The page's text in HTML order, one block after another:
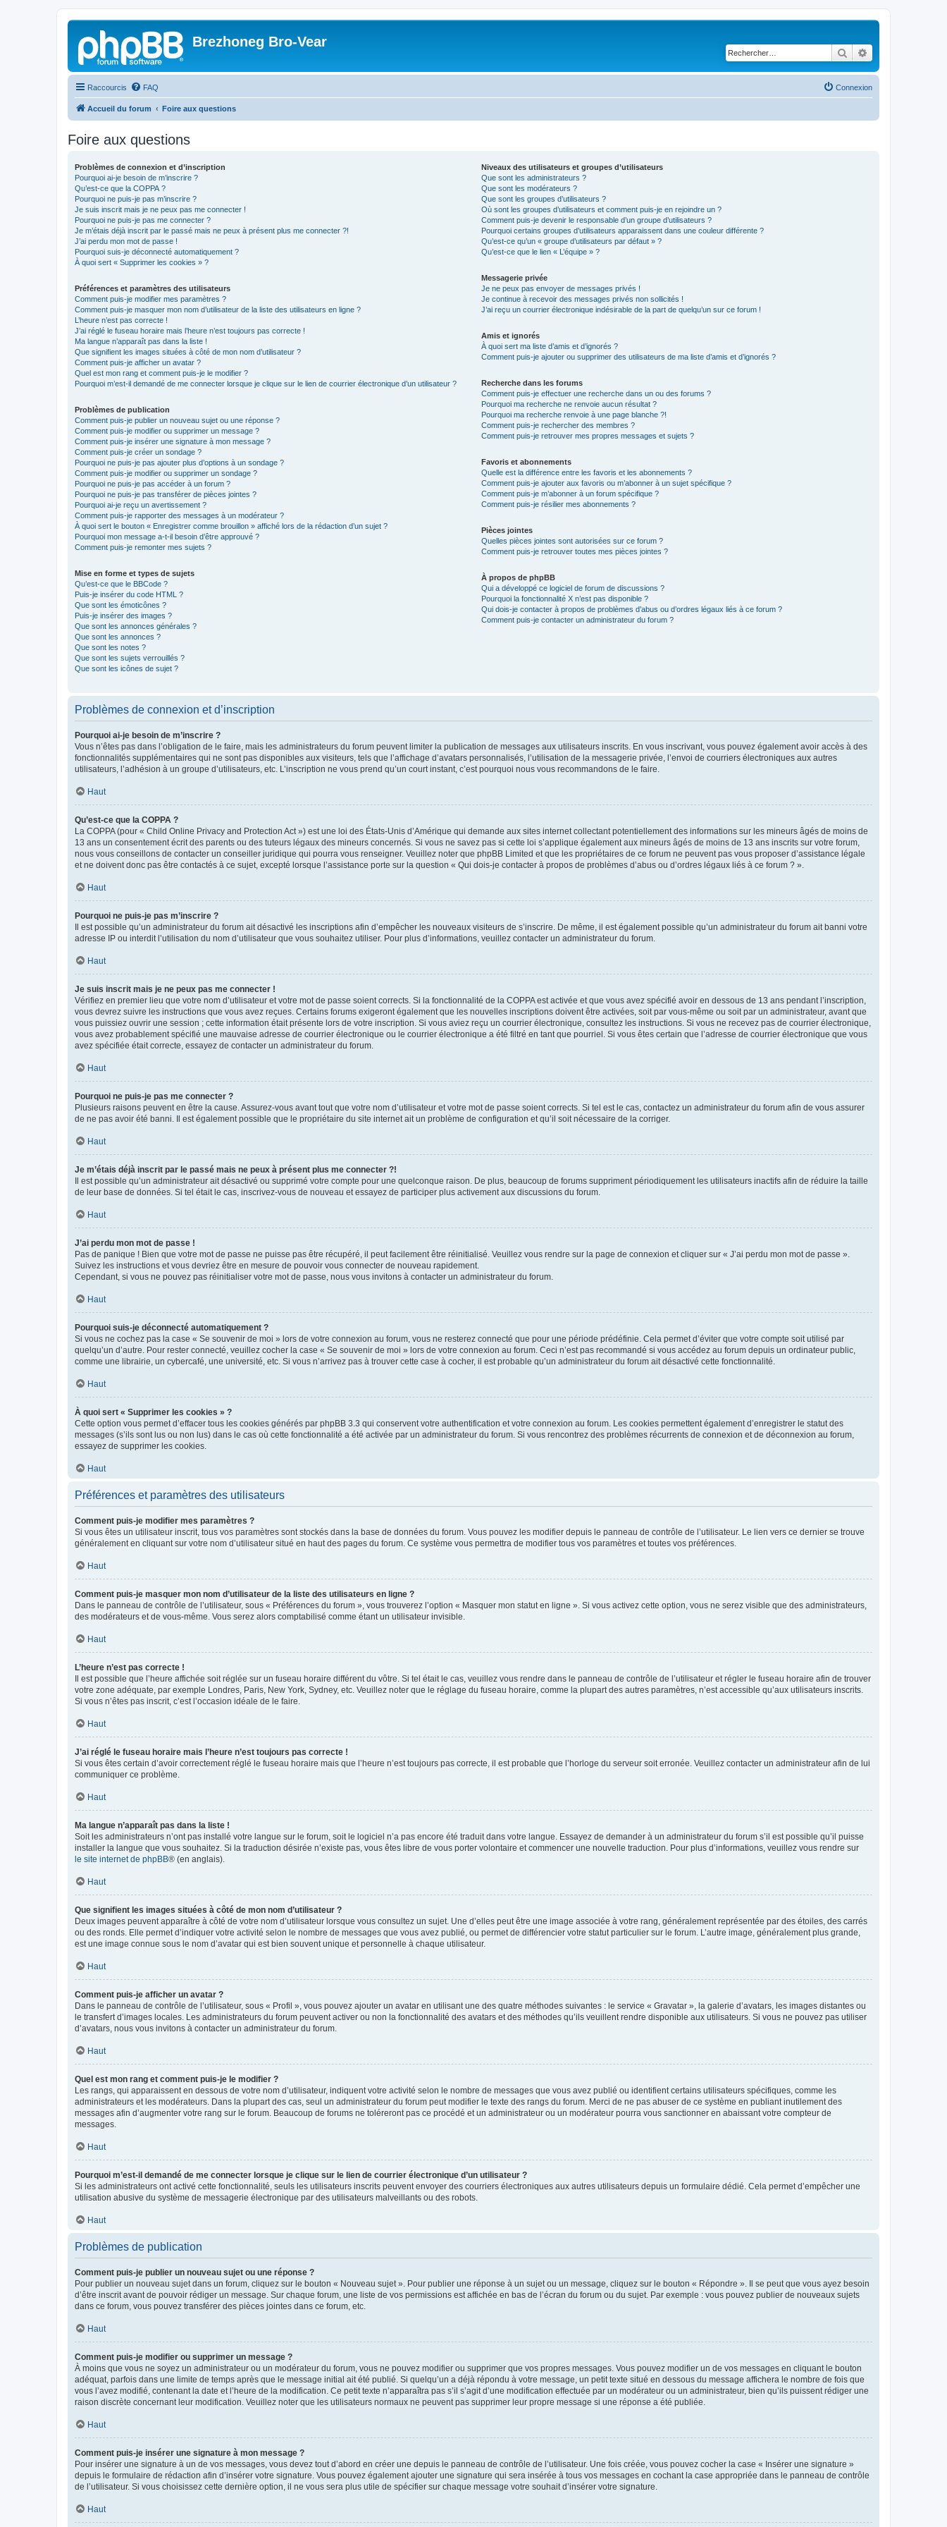
Brezhoneg Bro-Vear
Rechercher
Raccourcis FAQ Connexion
Accueil du forum Foire aux questions
Foire aux questions
Problèmes de connexion et d’inscription
Pourquoi ai-je besoin de m’inscrire ?
Qu’est-ce que la COPPA ?
Pourquoi ne puis-je pas m’inscrire ?
Je suis inscrit mais je ne peux pas me connecter !
Pourquoi ne puis-je pas me connecter ?
Je m’étais déjà inscrit par le passé mais ne peux à présent plus me connecter ?!
J’ai perdu mon mot de passe !
Pourquoi suis-je déconnecté automatiquement ?
À quoi sert « Supprimer les cookies » ?
Préférences et paramètres des utilisateurs
Comment puis-je modifier mes paramètres ?
Comment puis-je masquer mon nom d’utilisateur de la liste des utilisateurs en ligne ?
L’heure n’est pas correcte !
J’ai réglé le fuseau horaire mais l’heure n’est toujours pas correcte !
Ma langue n’apparaît pas dans la liste !
Que signifient les images situées à côté de mon nom d’utilisateur ?
Comment puis-je afficher un avatar ?
Quel est mon rang et comment puis-je le modifier ?
Pourquoi m’est-il demandé de me connecter lorsque je clique sur le lien de courrier électronique d’un utilisateur ?
Problèmes de publication
Comment puis-je publier un nouveau sujet ou une réponse ?
Comment puis-je modifier ou supprimer un message ?
Comment puis-je insérer une signature à mon message ?
Comment puis-je créer un sondage ?
Pourquoi ne puis-je pas ajouter plus d’options à un sondage ?
Comment puis-je modifier ou supprimer un sondage ?
Pourquoi ne puis-je pas accéder à un forum ?
Pourquoi ne puis-je pas transférer de pièces jointes ?
Pourquoi ai-je reçu un avertissement ?
Comment puis-je rapporter des messages à un modérateur ?
À quoi sert le bouton « Enregistrer comme brouillon » affiché lors de la rédaction d’un sujet ?
Pourquoi mon message a-t-il besoin d’être approuvé ?
Comment puis-je remonter mes sujets ?
Mise en forme et types de sujets
Qu’est-ce que le BBCode ?
Puis-je insérer du code HTML ?
Que sont les émoticônes ?
Puis-je insérer des images ?
Que sont les annonces générales ?
Que sont les annonces ?
Que sont les notes ?
Que sont les sujets verrouillés ?
Que sont les icônes de sujet ?
Niveaux des utilisateurs et groupes d’utilisateurs
Que sont les administrateurs ?
Que sont les modérateurs ?
Que sont les groupes d’utilisateurs ?
Où sont les groupes d’utilisateurs et comment puis-je en rejoindre un ?
Comment puis-je devenir le responsable d’un groupe d’utilisateurs ?
Pourquoi certains groupes d’utilisateurs apparaissent dans une couleur différente ?
Qu’est-ce qu’un « groupe d’utilisateurs par défaut » ?
Qu’est-ce que le lien « L’équipe » ?
Messagerie privée
Je ne peux pas envoyer de messages privés !
Je continue à recevoir des messages privés non sollicités !
J’ai reçu un courrier électronique indésirable de la part de quelqu’un sur ce forum !
Amis et ignorés
À quoi sert ma liste d’amis et d’ignorés ?
Comment puis-je ajouter ou supprimer des utilisateurs de ma liste d’amis et d’ignorés ?
Recherche dans les forums
Comment puis-je effectuer une recherche dans un ou des forums ?
Pourquoi ma recherche ne renvoie aucun résultat ?
Pourquoi ma recherche renvoie à une page blanche ?!
Comment puis-je rechercher des membres ?
Comment puis-je retrouver mes propres messages et sujets ?
Favoris et abonnements
Quelle est la différence entre les favoris et les abonnements ?
Comment puis-je ajouter aux favoris ou m’abonner à un sujet spécifique ?
Comment puis-je m’abonner à un forum spécifique ?
Comment puis-je résilier mes abonnements ?
Pièces jointes
Quelles pièces jointes sont autorisées sur ce forum ?
Comment puis-je retrouver toutes mes pièces jointes ?
À propos de phpBB
Qui a développé ce logiciel de forum de discussions ?
Pourquoi la fonctionnalité X n’est pas disponible ?
Qui dois-je contacter à propos de problèmes d’abus ou d’ordres légaux liés à ce forum ?
Comment puis-je contacter un administrateur du forum ?
Problèmes de connexion et d’inscription
Pourquoi ai-je besoin de m’inscrire ?
Vous n’êtes pas dans l’obligation de le faire, mais les administrateurs du forum peuvent limiter la publication de messages aux utilisateurs inscrits. En vous inscrivant, vous pouvez également avoir accès à des
fonctionnalités supplémentaires qui ne sont pas disponibles aux visiteurs, tels que l’affichage d’avatars personnalisés, l’utilisation de la messagerie privée, l’envoi de courriers électroniques aux autres
utilisateurs, l’adhésion à un groupe d’utilisateurs, etc. L’inscription ne vous prend qu’un court instant, c’est pourquoi nous vous recommandons de le faire.
Haut
Qu’est-ce que la COPPA ?
La COPPA (pour « Child Online Privacy and Protection Act ») est une loi des États-Unis d’Amérique qui demande aux sites internet collectant potentiellement des informations sur les mineurs âgés de moins de
13 ans un consentement écrit des parents ou des tuteurs légaux des mineurs concernés. Si vous ne savez pas si cette loi s’applique également aux mineurs âgés de moins de 13 ans inscrits sur votre forum,
nous vous conseillons de contacter un conseiller juridique qui pourra vous renseigner. Veuillez noter que phpBB Limited et que les propriétaires de ce forum ne peuvent pas vous proposer d’assistance légale
et ne doivent donc pas être contactés à ce sujet, excepté lorsque l’assistance porte sur la question « Qui dois-je contacter à propos de problèmes d’abus ou d’ordres légaux liés à ce forum ? ».
Haut
Pourquoi ne puis-je pas m’inscrire ?
Il est possible qu’un administrateur du forum ait désactivé les inscriptions afin d’empêcher les nouveaux visiteurs de s’inscrire. De même, il est également possible qu’un administrateur du forum ait banni votre
adresse IP ou interdit l’utilisation du nom d’utilisateur que vous souhaitez utiliser. Pour plus d’informations, veuillez contacter un administrateur du forum.
Haut
Je suis inscrit mais je ne peux pas me connecter !
Vérifiez en premier lieu que votre nom d’utilisateur et votre mot de passe soient corrects. Si la fonctionnalité de la COPPA est activée et que vous avez spécifié avoir en dessous de 13 ans pendant l’inscription,
vous devrez suivre les instructions que vous avez reçues. Certains forums exigeront également que les nouvelles inscriptions doivent être activées, soit par vous-même ou soit par un administrateur, avant que
vous puissiez ouvrir une session ; cette information était présente lors de votre inscription. Si vous aviez reçu un courrier électronique, consultez les instructions. Si vous ne recevez pas de courrier électronique,
vous avez probablement spécifié une mauvaise adresse de courrier électronique ou le courrier électronique a été filtré en tant que pourriel. Si vous êtes certain que l’adresse de courrier électronique que vous
avez spécifiée était correcte, essayez de contacter un administrateur du forum.
Haut
Pourquoi ne puis-je pas me connecter ?
Plusieurs raisons peuvent en être la cause. Assurez-vous avant tout que votre nom d’utilisateur et votre mot de passe soient corrects. Si tel est le cas, contactez un administrateur du forum afin de vous assurer
de ne pas avoir été banni. Il est également possible que le propriétaire du site internet ait un problème de configuration et qu’il soit nécessaire de la corriger.
Haut
Je m’étais déjà inscrit par le passé mais ne peux à présent plus me connecter ?!
Il est possible qu’un administrateur ait désactivé ou supprimé votre compte pour une quelconque raison. De plus, beaucoup de forums suppriment périodiquement les utilisateurs inactifs afin de réduire la taille
de leur base de données. Si tel était le cas, inscrivez-vous de nouveau et essayez de participer plus activement aux discussions du forum.
Haut
J’ai perdu mon mot de passe !
Pas de panique ! Bien que votre mot de passe ne puisse pas être récupéré, il peut facilement être réinitialisé. Veuillez vous rendre sur la page de connexion et cliquer sur « J’ai perdu mon mot de passe ».
Suivez les instructions et vous devriez être en mesure de pouvoir vous connecter de nouveau rapidement.
Cependant, si vous ne pouvez pas réinitialiser votre mot de passe, nous vous invitons à contacter un administrateur du forum.
Haut
Pourquoi suis-je déconnecté automatiquement ?
Si vous ne cochez pas la case « Se souvenir de moi » lors de votre connexion au forum, vous ne resterez connecté que pour une période prédéfinie. Cela permet d’éviter que votre compte soit utilisé par
quelqu’un d’autre. Pour rester connecté, veuillez cocher la case « Se souvenir de moi » lors de votre connexion au forum. Ceci n’est pas recommandé si vous accédez au forum depuis un ordinateur public,
comme une librairie, un cybercafé, une université, etc. Si vous n’arrivez pas à trouver cette case à cocher, il est probable qu’un administrateur du forum ait désactivé cette fonctionnalité.
Haut
À quoi sert « Supprimer les cookies » ?
Cette option vous permet d’effacer tous les cookies générés par phpBB 3.3 qui conservent votre authentification et votre connexion au forum. Les cookies permettent également d’enregistrer le statut des
messages (s’ils sont lus ou non lus) dans le cas où cette fonctionnalité a été activée par un administrateur du forum. Si vous rencontrez des problèmes récurrents de connexion et de déconnexion au forum,
essayez de supprimer les cookies.
Haut
Préférences et paramètres des utilisateurs
Comment puis-je modifier mes paramètres ?
Si vous êtes un utilisateur inscrit, tous vos paramètres sont stockés dans la base de données du forum. Vous pouvez les modifier depuis le panneau de contrôle de l’utilisateur. Le lien vers ce dernier se trouve
généralement en cliquant sur votre nom d’utilisateur situé en haut des pages du forum. Ce système vous permettra de modifier tous vos paramètres et toutes vos préférences.
Haut
Comment puis-je masquer mon nom d’utilisateur de la liste des utilisateurs en ligne ?
Dans le panneau de contrôle de l’utilisateur, sous « Préférences du forum », vous trouverez l’option « Masquer mon statut en ligne ». Si vous activez cette option, vous ne serez visible que des administrateurs,
des modérateurs et de vous-même. Vous serez alors comptabilisé comme étant un utilisateur invisible.
Haut
L’heure n’est pas correcte !
Il est possible que l’heure affichée soit réglée sur un fuseau horaire différent du vôtre. Si tel était le cas, veuillez vous rendre dans le panneau de contrôle de l’utilisateur et régler le fuseau horaire afin de trouver
votre zone adéquate, par exemple Londres, Paris, New York, Sydney, etc. Veuillez noter que le réglage du fuseau horaire, comme la plupart des autres paramètres, n’est accessible qu’aux utilisateurs inscrits.
Si vous n’êtes pas inscrit, c’est l’occasion idéale de le faire.
Haut
J’ai réglé le fuseau horaire mais l’heure n’est toujours pas correcte !
Si vous êtes certain d’avoir correctement réglé le fuseau horaire mais que l’heure n’est toujours pas correcte, il est probable que l’horloge du serveur soit erronée. Veuillez contacter un administrateur afin de lui
communiquer ce problème.
Haut
Ma langue n’apparaît pas dans la liste !
Soit les administrateurs n’ont pas installé votre langue sur le forum, soit le logiciel n’a pas encore été traduit dans votre langue. Essayez de demander à un administrateur du forum s’il est possible qu’il puisse
installer la langue que vous souhaitez. Si la traduction désirée n’existe pas, vous êtes libre de vous porter volontaire et commencer une nouvelle traduction. Pour plus d’informations, veuillez vous rendre sur
le site internet de phpBB® (en anglais).
Haut
Que signifient les images situées à côté de mon nom d’utilisateur ?
Deux images peuvent apparaître à côté de votre nom d’utilisateur lorsque vous consultez un sujet. Une d’elles peut être une image associée à votre rang, généralement représentée par des étoiles, des carrés
ou des ronds. Elle permet d’indiquer votre activité selon le nombre de messages que vous avez publié, ou permet de différencier votre statut particulier sur le forum. L’autre image, généralement plus grande,
est une image connue sous le nom d’avatar qui est bien souvent unique et personnelle à chaque utilisateur.
Haut
Comment puis-je afficher un avatar ?
Dans le panneau de contrôle de l’utilisateur, sous « Profil », vous pouvez ajouter un avatar en utilisant une des quatre méthodes suivantes : le service « Gravatar », la galerie d’avatars, les images distantes ou
le transfert d’images locales. Les administrateurs du forum peuvent activer ou non la fonctionnalité des avatars et des méthodes qu’ils veuillent rendre disponible aux utilisateurs. Si vous ne pouvez pas utiliser
d’avatars, nous vous invitons à contacter un administrateur du forum.
Haut
Quel est mon rang et comment puis-je le modifier ?
Les rangs, qui apparaissent en dessous de votre nom d’utilisateur, indiquent votre activité selon le nombre de messages que vous avez publié ou identifient certains utilisateurs spécifiques, comme les
administrateurs et les modérateurs. Dans la plupart des cas, seul un administrateur du forum peut modifier le texte des rangs du forum. Merci de ne pas abuser de ce système en publiant inutilement des
messages afin d’augmenter votre rang sur le forum. Beaucoup de forums ne toléreront pas ce procédé et un administrateur ou un modérateur pourra vous sanctionner en abaissant votre compteur de
messages.
Haut
Pourquoi m’est-il demandé de me connecter lorsque je clique sur le lien de courrier électronique d’un utilisateur ?
Si les administrateurs ont activé cette fonctionnalité, seuls les utilisateurs inscrits peuvent envoyer des courriers électroniques aux autres utilisateurs depuis un formulaire dédié. Cela permet d’empêcher une
utilisation abusive du système de messagerie électronique par des utilisateurs malveillants ou des robots.
Haut
Problèmes de publication
Comment puis-je publier un nouveau sujet ou une réponse ?
Pour publier un nouveau sujet dans un forum, cliquez sur le bouton « Nouveau sujet ». Pour publier une réponse à un sujet ou un message, cliquez sur le bouton « Répondre ». Il se peut que vous ayez besoin
d’être inscrit avant de pouvoir rédiger un message. Sur chaque forum, une liste de vos permissions est affichée en bas de l’écran du forum ou du sujet. Par exemple : vous pouvez publier de nouveaux sujets
dans ce forum, vous pouvez transférer des pièces jointes dans ce forum, etc.
Haut
Comment puis-je modifier ou supprimer un message ?
À moins que vous ne soyez un administrateur ou un modérateur du forum, vous ne pouvez modifier ou supprimer que vos propres messages. Vous pouvez modifier un de vos messages en cliquant le bouton
adéquat, parfois dans une limite de temps après que le message initial ait été publié. Si quelqu’un a déjà répondu à votre message, un petit texte situé en dessous du message affichera le nombre de fois que
vous l’avez modifié, contenant la date et l’heure de la modification. Ce petit texte n’apparaîtra pas s’il s’agit d’une modification effectuée par un modérateur ou un administrateur, bien qu’ils puissent rédiger une
raison discrète concernant leur modification. Veuillez noter que les utilisateurs normaux ne peuvent pas supprimer leur propre message si une réponse a été publiée.
Haut
Comment puis-je insérer une signature à mon message ?
Pour insérer une signature à un de vos messages, vous devez tout d’abord en créer une depuis le panneau de contrôle de l’utilisateur. Une fois créée, vous pouvez cocher la case « Insérer une signature »
depuis le formulaire de rédaction afin d’insérer votre signature. Vous pouvez également ajouter une signature qui sera insérée à tous vos messages en cochant la case appropriée dans le panneau de contrôle
de l’utilisateur. Si vous choisissez cette dernière option, il ne vous sera plus utile de spécifier sur chaque message votre souhait d’insérer votre signature.
Haut